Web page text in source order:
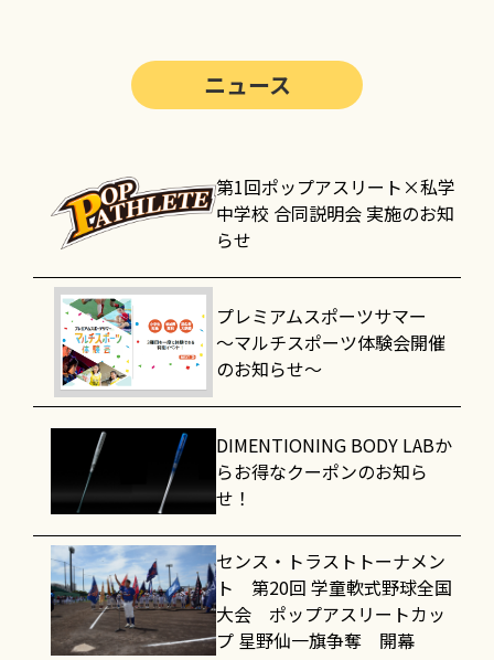
ニュース
第1回ポップアスリート×私学
中学校 合同説明会 実施のお知
らせ
プレミアムスポーツサマー
～マルチスポーツ体験会開催
のお知らせ～
DIMENTIONING BODY LABか
らお得なクーポンのお知ら
せ！
センス・トラストトーナメン
ト 第20回 学童軟式野球全国
大会 ポップアスリートカッ
プ 星野仙一旗争奪 開幕